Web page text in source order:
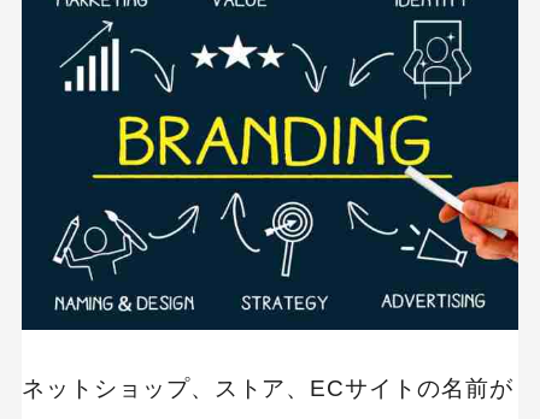
7. 名前候補が商標登録されていないかをチェッ
クする
IT導入補助金を利用したECサイト構築をサポート
ネットショップ、ストア、ECサイトの名前が